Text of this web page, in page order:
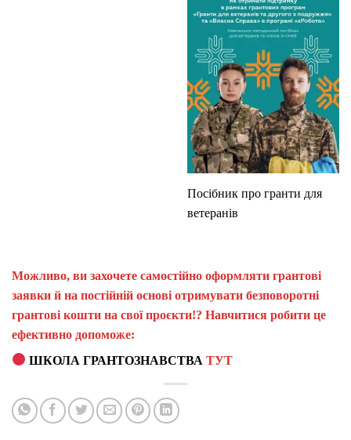
Посібник про гранти для
ветеранів
Можливо, ви захочете самостійно оформляти грантові
заявки й на постійній основі отримувати безповоротні
грантові кошти на свої проєкти!? Навчитися робити це
ефективно допоможе:
ШКОЛА ГРАНТОЗНАВСТВАТУТ